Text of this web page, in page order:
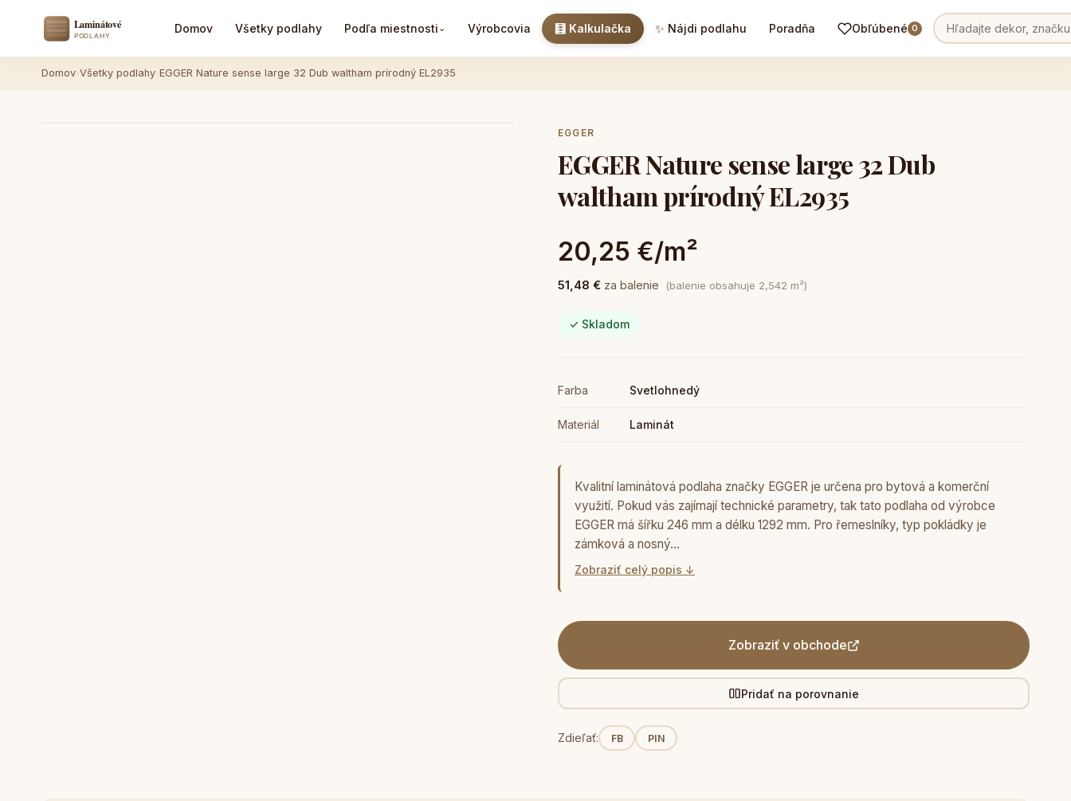
Domov Všetky podlahy Podľa miestnosti ⌄ Výrobcovia 🧮 Kalkulačka ✨ Nájdi podlahu Poradňa Obľúbené 0
Domov Všetky podlahy EGGER Nature sense large 32 Dub waltham prírodný EL2935
EGGER
EGGER Nature sense large 32 Dub
waltham prírodný EL2935
20,25 €/m²
51,48 € za balenie (balenie obsahuje 2,542 m²)
✓ Skladom
Farba Svetlohnedý
Materiál Laminát
Kvalitní laminátová podlaha značky EGGER je určena pro bytová a komerční
využití. Pokud vás zajímají technické parametry, tak tato podlaha od výrobce
EGGER má šířku 246 mm a délku 1292 mm. Pro řemeslníky, typ pokládky je
zámková a nosný…
Zobraziť celý popis ↓
Zobraziť v obchode
Pridať na porovnanie
Zdieľať: FB PIN